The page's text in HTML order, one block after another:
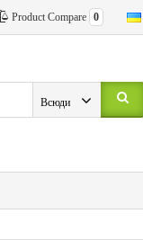
Product Compare 0
Всюди